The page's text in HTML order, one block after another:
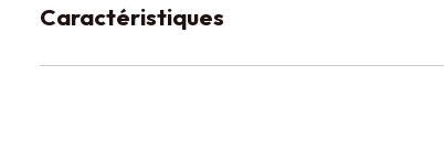
Caractéristiques